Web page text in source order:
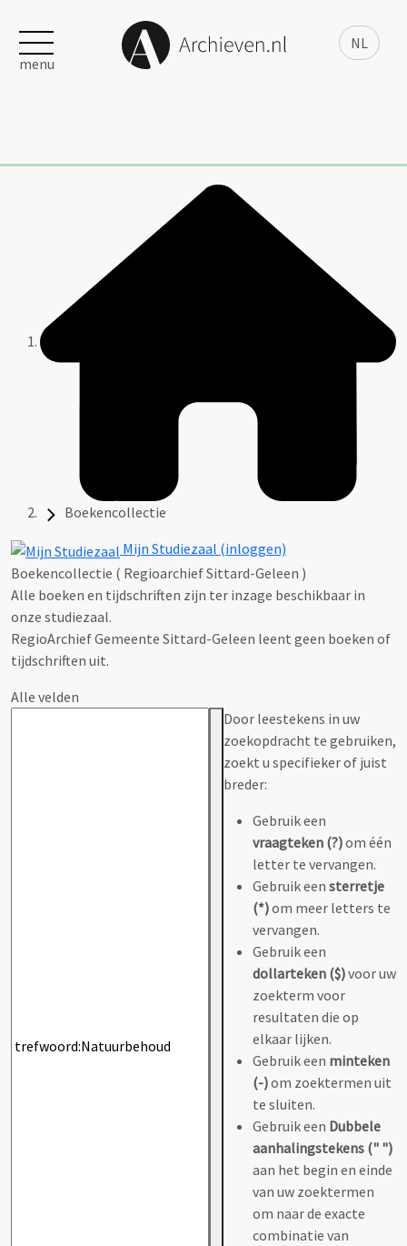
NL
menu
Boekencollectie
Mijn Studiezaal (inloggen)
Boekencollectie ( Regioarchief Sittard-Geleen )
Alle boeken en tijdschriften zijn ter inzage beschikbaar in
onze studiezaal.
RegioArchief Gemeente Sittard-Geleen leent geen boeken of
tijdschriften uit.
Alle velden
Door leestekens in uw
zoekopdracht te gebruiken,
zoekt u specifieker of juist
breder:
Gebruik een
vraagteken (?)om één
letter te vervangen.
Gebruik een sterretje
(*)om meer letters te
vervangen.
Gebruik een
dollarteken ($)voor uw
zoekterm voor
resultaten die op
elkaar lijken.
Gebruik een minteken
(-)om zoektermen uit
te sluiten.
Gebruik een Dubbele
aanhalingstekens (" ")
aan het begin en einde
van uw zoektermen
om naar de exacte
combinatie van